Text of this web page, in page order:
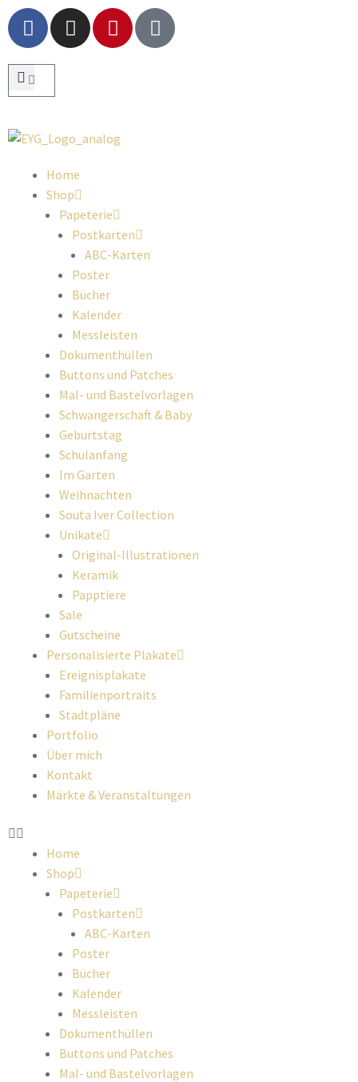
Home
Shop
Papeterie
Postkarten
ABC-Karten
Poster
Bücher
Kalender
Messleisten
Dokumenthüllen
Buttons und Patches
Mal- und Bastelvorlagen
Schwangerschaft & Baby
Geburtstag
Schulanfang
Im Garten
Weihnachten
Souta Iver Collection
Unikate
Original-Illustrationen
Keramik
Papptiere
Sale
Gutscheine
Personalisierte Plakate
Ereignisplakate
Familienportraits
Stadtpläne
Portfolio
Über mich
Kontakt
Märkte & Veranstaltungen
Home
Shop
Papeterie
Postkarten
ABC-Karten
Poster
Bücher
Kalender
Messleisten
Dokumenthüllen
Buttons und Patches
Mal- und Bastelvorlagen